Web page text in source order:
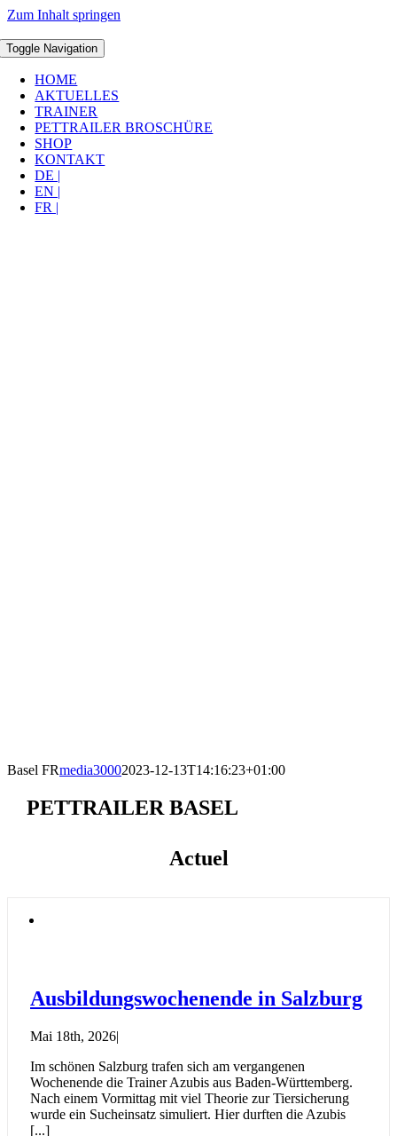
Zum Inhalt springen
Toggle Navigation
HOME
AKTUELLES
TRAINER
PETTRAILER BROSCHÜRE
SHOP
KONTAKT
DE |
EN |
FR |
Basel FRmedia30002023-12-13T14:16:23+01:00
PETTRAILER BASEL
Actuel
Ausbildungswochenende in Salzburg
Mai 18th, 2026|
Im schönen Salzburg trafen sich am vergangenen
Wochenende die Trainer Azubis aus Baden-Württemberg.
Nach einem Vormittag mit viel Theorie zur Tiersicherung
wurde ein Sucheinsatz simuliert. Hier durften die Azubis
[...]